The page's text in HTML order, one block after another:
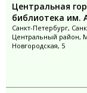
Центральная
библиотека им.
Санкт-Петербург,
Центральный район,
Новгородская, 5